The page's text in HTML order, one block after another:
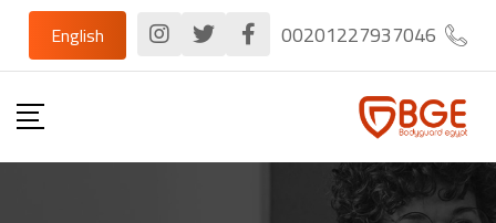
content
00201227937046
English